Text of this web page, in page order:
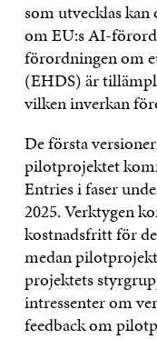
som utvecklas
om EU:s AI-
förordningen om
(EHDS) är
vilken inverkan
De första
pilotprojektet
Entries i faser
2025. Verktygen
kostnadsfritt för
medan
projektets
intressenter om
feedback om